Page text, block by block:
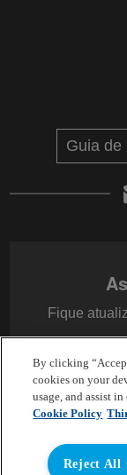
Fique
E-mail*
By clicking
cookies on your
usage, and assist
Cookie Policy
Reject All